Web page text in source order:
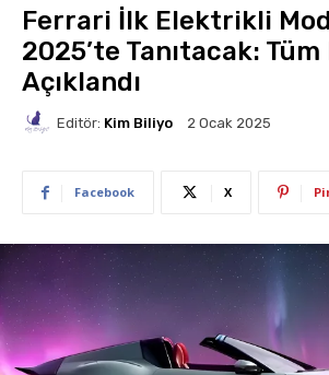
Ferrari İlk Elektrikli
2025’te Tanıtacak:
Açıklandı
Editör: Kim Biliyo 2 Ocak 2025
Facebook X